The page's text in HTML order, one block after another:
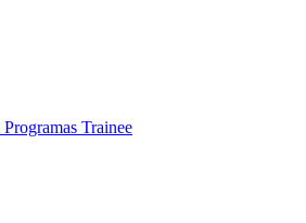
Programas Trainee